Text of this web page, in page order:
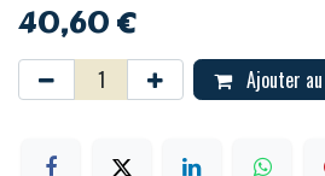
40,60€
Ajouter